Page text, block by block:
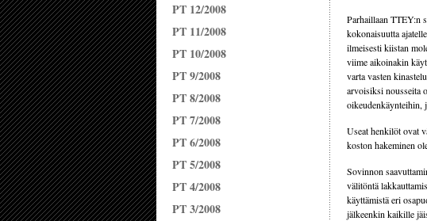
PT 12/2008
PT 11/2008
PT 10/2008
PT 9/2008
PT 8/2008
PT 7/2008
PT 6/2008
PT 5/2008
PT 4/2008
PT 3/2008
Parhaillaan TTEY:n
kokonaisuutta
ilmeisesti kiistan
viime aikoinakin
varta vasten
arvoisiksi nousseita
oikeudenkäynteihin,
Useat henkilöt ovat
koston hakeminen
Sovinnon
välitöntä
käyttämistä eri
jälkeenkin kaikille